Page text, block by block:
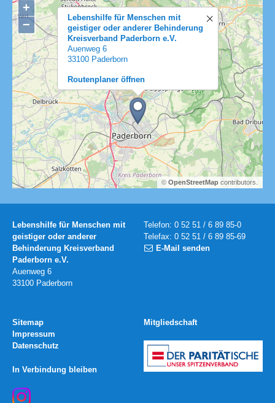
Lebenshilfe für Menschen mit
geistiger oder anderer Behinderung
Kreisverband Paderborn e.V.
Auenweg 6
33100 Paderborn
Routenplaner öffnen
+
−
©OpenStreetMap contributors.
Lebenshilfe für Menschen mit
geistiger oder anderer
Behinderung Kreisverband
Paderborn e.V.
Auenweg 6
33100 Paderborn
Telefon: 0 52 51 / 6 89 85-0
Telefax: 0 52 51 / 6 89 85-69
E-Mail senden
Sitemap
Impressum
Datenschutz
In Verbindung bleiben
Mitgliedschaft